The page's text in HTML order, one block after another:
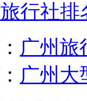
行社
广州旅
广州大